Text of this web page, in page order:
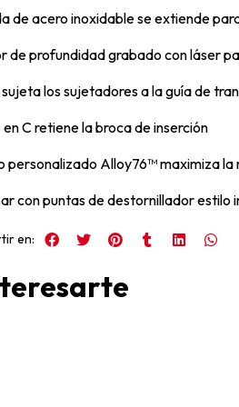
de acero inoxidable se extiende
de profundidad grabado con láser
sujeta los sujetadores a la guía de
en C retiene la broca de inserción
personalizado Alloy76™ maximiza la
con puntas de destornillador estilo
en: